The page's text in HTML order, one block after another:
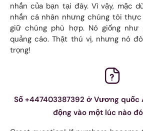
nhắn của bạn tại đây. Vì vậy, mặc
nhắn cá nhân nhưng chúng tôi
giữ chúng phù hợp. Nó giống
quảng cáo. Thật thú vị, nhưng nó
trọng!
Số +447403387392 ở Vương quốc
động vào một lúc nào